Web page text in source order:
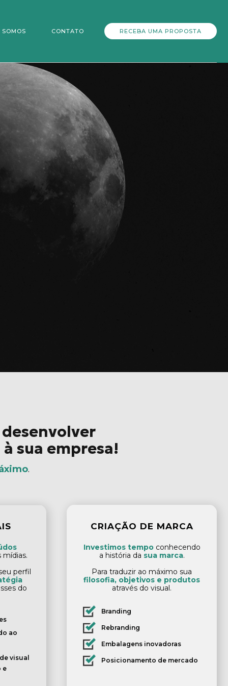
SOMOS CONTATO RECEBA UMA PROPOSTA
sua empresa!
.
mídias.
perfil
do
ao
visual
e
CRIAÇÃO DE MARCA
Investimos tempoconhecendo
a história da sua marca.
Para traduzir ao máximo sua
filosofia, objetivos e produtos
através do visual.
Branding
Rebranding
Embalagens inovadoras
Posicionamento de mercado